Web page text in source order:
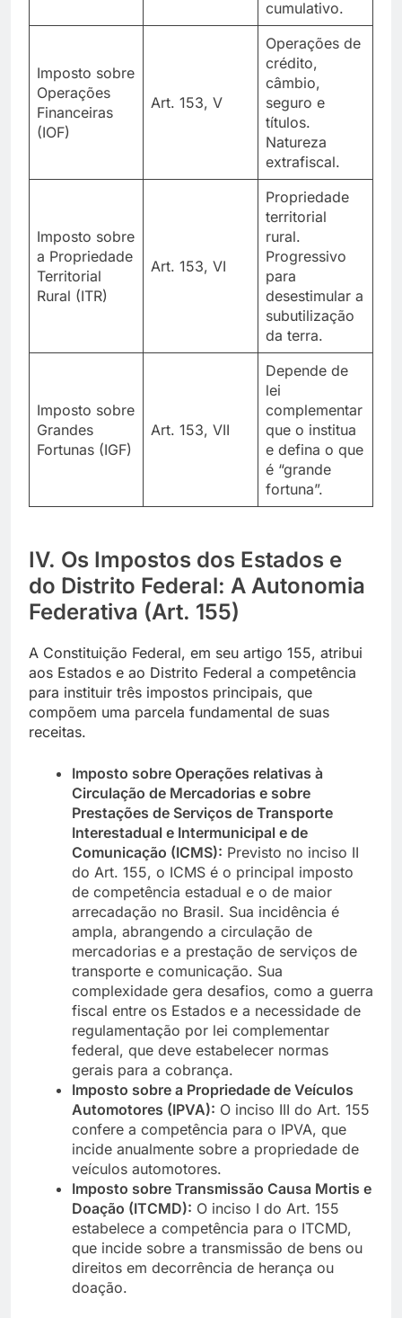
cumulativo.
Imposto sobre
Operações
Financeiras
(IOF)
Art. 153, V
Operações de
crédito,
câmbio,
seguro e
títulos.
Natureza
extrafiscal.
Imposto sobre
a Propriedade
Territorial
Rural (ITR)
Art. 153, VI
Propriedade
territorial
rural.
Progressivo
para
desestimular a
subutilização
da terra.
Imposto sobre
Grandes
Fortunas (IGF)
Art. 153, VII
Depende de
lei
complementar
que o institua
e defina o que
é “grande
fortuna”.
IV. Os Impostos dos Estados e
do Distrito Federal: A Autonomia
Federativa (Art. 155)
A Constituição Federal, em seu artigo 155, atribui
aos Estados e ao Distrito Federal a competência
para instituir três impostos principais, que
compõem uma parcela fundamental de suas
receitas.
Imposto sobre Operações relativas à
Circulação de Mercadorias e sobre
Prestações de Serviços de Transporte
Interestadual e Intermunicipal e de
Comunicação (ICMS): Previsto no inciso II
do Art. 155, o ICMS é o principal imposto
de competência estadual e o de maior
arrecadação no Brasil. Sua incidência é
ampla, abrangendo a circulação de
mercadorias e a prestação de serviços de
transporte e comunicação. Sua
complexidade gera desafios, como a guerra
fiscal entre os Estados e a necessidade de
regulamentação por lei complementar
federal, que deve estabelecer normas
gerais para a cobrança.
Imposto sobre a Propriedade de Veículos
Automotores (IPVA): O inciso III do Art. 155
confere a competência para o IPVA, que
incide anualmente sobre a propriedade de
veículos automotores.
Imposto sobre Transmissão Causa Mortis e
Doação (ITCMD): O inciso I do Art. 155
estabelece a competência para o ITCMD,
que incide sobre a transmissão de bens ou
direitos em decorrência de herança ou
doação.